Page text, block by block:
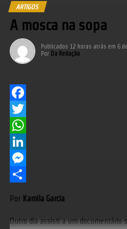
ARTIGOS
A mosca na sopa
Publicados 12 horas atrás em 6
Por Da Redação
Facebook
Twitter
WhatsApp
LinkedIn
Messenger
Por Kamila Garcia
Outro dia assisti a um documentário